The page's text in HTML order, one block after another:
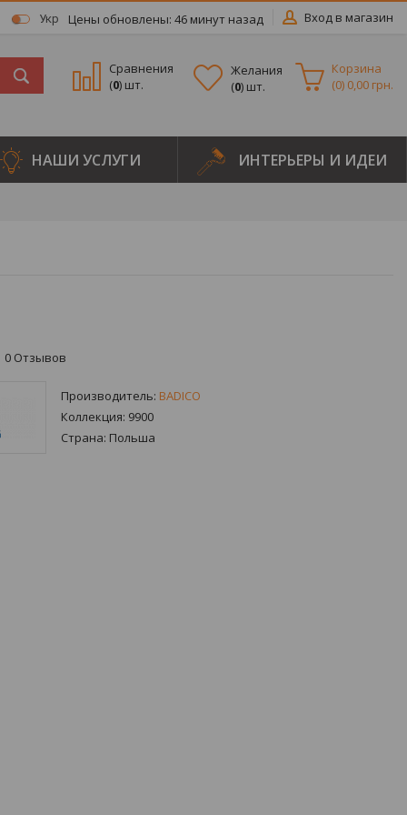
Цены обновлены: 46 минут назад Вход в магазин
Укр
Сравнения
(0) шт.
Желания
(0) шт.
Корзина
(0) 0,00 грн.
НАШИ УСЛУГИ ИНТЕРЬЕРЫ И ИДЕИ
0 Отзывов
Производитель: BADICO
Коллекция: 9900
Страна: Польша